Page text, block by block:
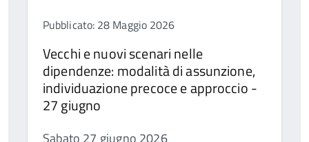
Pubblicato: 28 Maggio 2026
Vecchi e nuovi scenari nelle
dipendenze: modalità di assunzione,
individuazione precoce e approccio -
27 giugno
Sabato 27 giugno 2026